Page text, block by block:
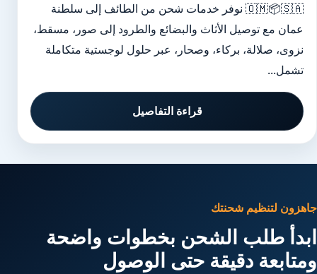
🇴🇲📦🇸🇦 نوفر خدمات شحن من الطائف إلى سلطنة
عمان مع توصيل الأثاث والبضائع والطرود إلى صور، مسقط،
نزوى، صلالة، بركاء، وصحار، عبر حلول لوجستية متكاملة
تشمل...
قراءة التفاصيل
جاهزون لتنظيم شحنتك
ابدأ طلب الشحن بخطوات واضحة
ومتابعة دقيقة حتى الوصول